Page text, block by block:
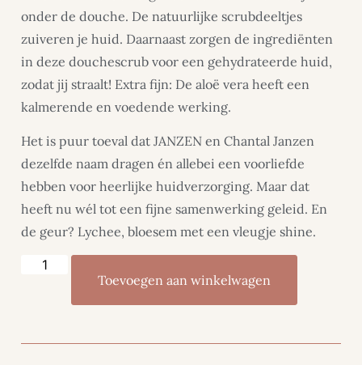
onder de douche. De natuurlijke scrubdeeltjes
zuiveren je huid. Daarnaast zorgen de ingrediënten
in deze douchescrub voor een gehydrateerde huid,
zodat jij straalt! Extra fijn: De aloë vera heeft een
kalmerende en voedende werking.
Het is puur toeval dat JANZEN en Chantal Janzen
dezelfde naam dragen én allebei een voorliefde
hebben voor heerlijke huidverzorging. Maar dat
heeft nu wél tot een fijne samenwerking geleid. En
de geur? Lychee, bloesem met een vleugje shine.
Toevoegen aan winkelwagen